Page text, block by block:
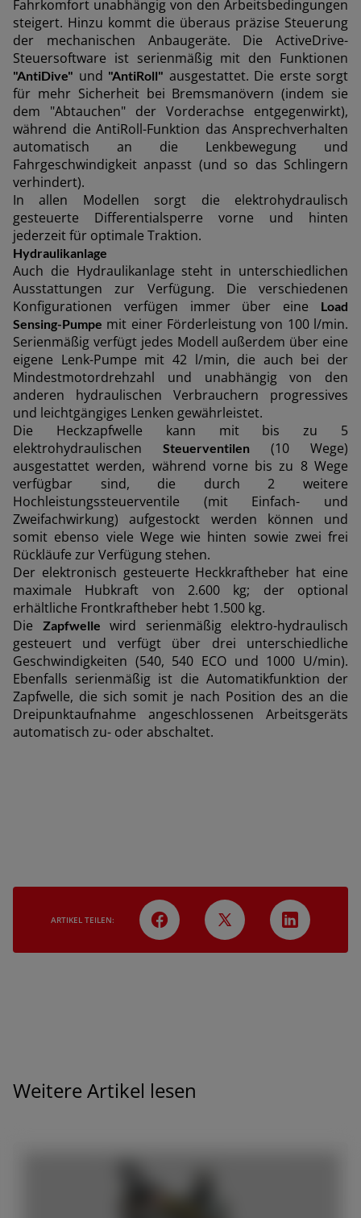
and Middle-East (English)
et Moyen Orient (Français)
East Asia (English)
EAST AND
East and Pacific (English)
Europe (Deutsch)
Deutschland (Deutsch)
(Español)
(Français)
(Italiano)
(Português)
(Deutsch)
East Europe (English)
(Français)
Angebot anfordern Für den newsletter anmelden
Vertragshändler suchen
Fahrkomfort unabhängig von den Arbeitsbedingungen
steigert. Hinzu kommt die überaus präzise Steuerung
der mechanischen Anbaugeräte. Die ActiveDrive-
Steuersoftware ist serienmäßig mit den Funktionen
"AntiDive" und "AntiRoll" ausgestattet. Die erste sorgt
für mehr Sicherheit bei Bremsmanövern (indem sie
dem "Abtauchen" der Vorderachse entgegenwirkt),
während die AntiRoll-Funktion das Ansprechverhalten
automatisch an die Lenkbewegung und
Fahrgeschwindigkeit anpasst (und so das Schlingern
verhindert).
In allen Modellen sorgt die elektrohydraulisch
gesteuerte Differentialsperre vorne und hinten
jederzeit für optimale Traktion.
Hydraulikanlage
Auch die Hydraulikanlage steht in unterschiedlichen
Ausstattungen zur Verfügung. Die verschiedenen
Konfigurationen verfügen immer über eine
Load
Sensing-Pumpe mit einer Förderleistung von 100 l/min.
Serienmäßig verfügt jedes Modell außerdem über eine
eigene Lenk-Pumpe mit 42 l/min, die auch bei der
Mindestmotordrehzahl und unabhängig von den
anderen hydraulischen Verbrauchern progressives
und leichtgängiges Lenken gewährleistet.
Die Heckzapfwelle kann mit bis zu 5
elektrohydraulischen Steuerventilen (10 Wege)
ausgestattet werden, während vorne bis zu 8 Wege
verfügbar sind, die durch 2 weitere
Hochleistungssteuerventile (mit Einfach- und
Zweifachwirkung) aufgestockt werden können und
somit ebenso viele Wege wie hinten sowie zwei frei
Rückläufe zur Verfügung stehen.
Der elektronisch gesteuerte Heckkraftheber hat eine
maximale Hubkraft von 2.600 kg; der optional
erhältliche Frontkraftheber hebt 1.500 kg.
Die
Zapfwelle
wird serienmäßig elektro-hydraulisch
gesteuert und verfügt über drei unterschiedliche
Geschwindigkeiten (540, 540 ECO und 1000 U/min).
Ebenfalls serienmäßig ist die Automatikfunktion der
Zapfwelle, die sich somit je nach Position des an die
Dreipunktaufnahme angeschlossenen Arbeitsgeräts
automatisch zu- oder abschaltet.
ARTIKEL TEILEN:
Weitere Artikel lesen